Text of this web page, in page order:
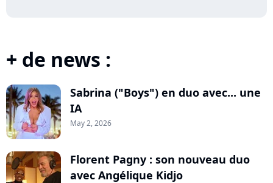
+ de news :
Sabrina ("Boys") en duo avec... une
IA
May 2, 2026
Florent Pagny : son nouveau duo
avec Angélique Kidjo